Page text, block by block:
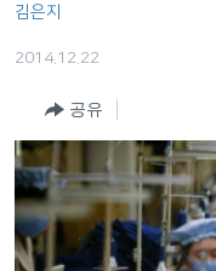
인
로
이
동
라디오
프로그램
주파수 안내
언어 선택
김은지
2014.12.22
공유